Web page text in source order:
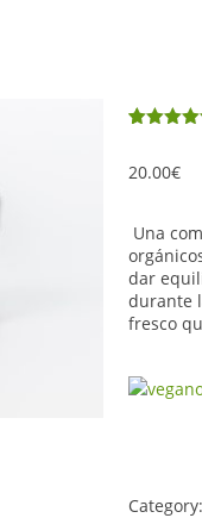
5 en base
de
20.00€
Una
dar
durante
fresco
Category: